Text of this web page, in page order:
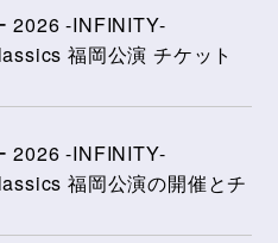
2026 -INFINITY-
福岡公演 チケット
2026 -INFINITY-
福岡公演の開催とチ